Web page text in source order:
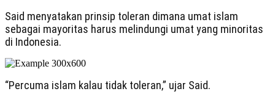
Said menyatakan prinsip toleran dimana umat islam
sebagai mayoritas harus melindungi umat yang minoritas
di Indonesia.
“Percuma islam kalau tidak toleran,” ujar Said.